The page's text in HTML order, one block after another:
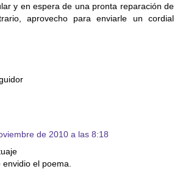
y en espera de una pronta reparación de
aprovecho para enviarle un cordial
de 2010 a las 8:18
el poema.